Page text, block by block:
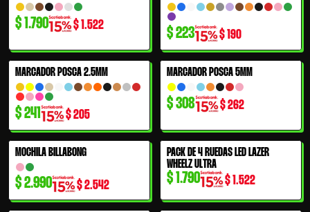
$ 1.790 $ 1.522
$223 $190
MARCADOR POSCA 2.5MM
$241 $205
MARCADOR POSCA 5MM
$308 $262
MOCHILA BILLABONG
$2.990 $2.542
PACK DE 4 RUEDAS LED LAZER
WHEELZ ULTRA
$1.790 $1.522